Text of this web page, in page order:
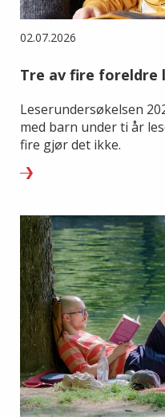
02.07.2026
Tre av fire foreldre
Leserundersøkelsen
med barn under ti år
fire gjør det ikke.